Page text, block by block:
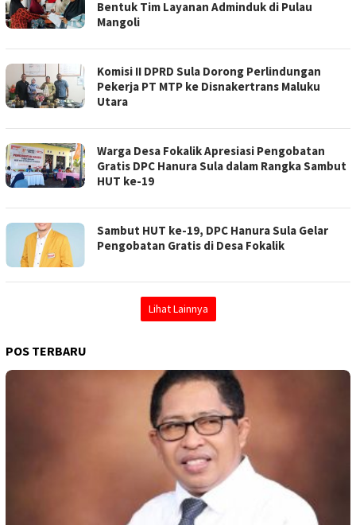
Bentuk Tim Layanan Adminduk di Pulau
Mangoli
Komisi II DPRD Sula Dorong Perlindungan
Pekerja PT MTP ke Disnakertrans Maluku
Utara
Warga Desa Fokalik Apresiasi Pengobatan
Gratis DPC Hanura Sula dalam Rangka Sambut
HUT ke-19
Sambut HUT ke-19, DPC Hanura Sula Gelar
Pengobatan Gratis di Desa Fokalik
Lihat Lainnya
POS TERBARU